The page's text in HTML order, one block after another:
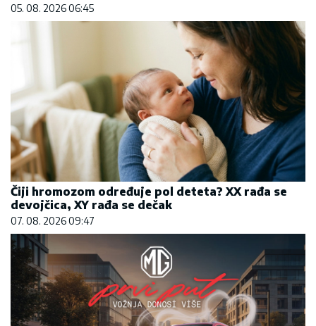
05. 08. 2026 06:45
Čiji hromozom određuje pol deteta? XX rađa se
devojčica, XY rađa se dečak
07. 08. 2026 09:47